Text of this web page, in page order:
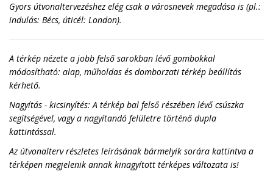
Gyors útvonaltervezéshez elég csak a városnevek megadása is (pl.:
indulás: Bécs, úticél: London).
A térkép nézete a jobb felső sarokban lévő gombokkal
módosítható: alap, műholdas és domborzati térkép beállítás
kérhető.
Nagyítás - kicsinyítés: A térkép bal felső részében lévő csúszka
segítségével, vagy a nagyítandó felületre történő dupla
kattintással.
Az útvonalterv részletes leírásának bármelyik sorára kattintva a
térképen megjelenik annak kinagyított térképes változata is!